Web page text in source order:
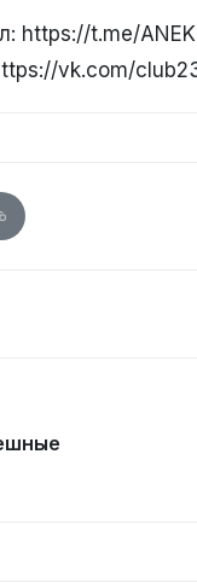
https://t.me/
vk.com/